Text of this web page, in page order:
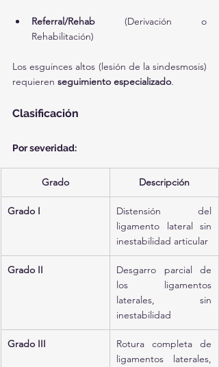
Referral/Rehab (Derivación o
Rehabilitación)
Los esguinces altos (lesión de la sindesmosis)
requieren seguimiento especializado.
Clasificación
Por severidad:
Grado Descripción
Grado I
Distensión del
ligamento lateral sin
inestabilidad articular
Grado II
Desgarro parcial de
los ligamentos
laterales, sin
inestabilidad
Grado III
Rotura completa de
ligamentos laterales,